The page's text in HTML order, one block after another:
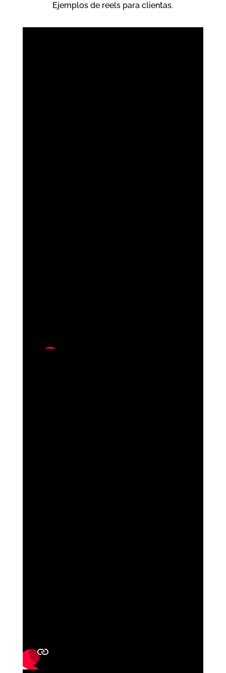
Ejemplos de reels para clientas.